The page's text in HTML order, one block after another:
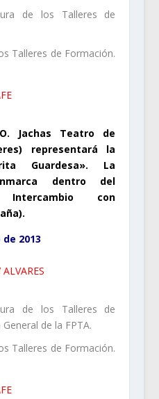
de los Talleres de
Talleres de Formación.
Jachas Teatro de
representará la
Guardesa». La
dentro del
con
2013
de los Talleres de
de la FPTA.
Talleres de Formación.